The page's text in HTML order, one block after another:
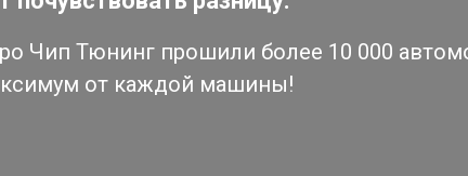
Чип Тюнинг прошили более 10 000
от каждой машины!